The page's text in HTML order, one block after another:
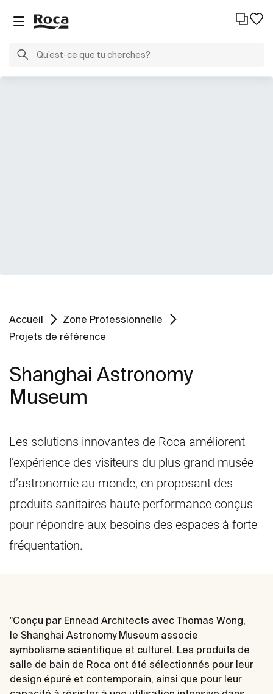
Accueil
Zone Professionnelle
Projets de référence
Shanghai Astronomy
Museum
Les solutions innovantes de Roca améliorent
l’expérience des visiteurs du plus grand musée
d’astronomie au monde, en proposant des
produits sanitaires haute performance conçus
pour répondre aux besoins des espaces à forte
fréquentation.
"Conçu par Ennead Architects avec Thomas Wong,
le Shanghai Astronomy Museum associe
symbolisme scientifique et culturel. Les produits de
salle de bain de Roca ont été sélectionnés pour leur
design épuré et contemporain, ainsi que pour leur